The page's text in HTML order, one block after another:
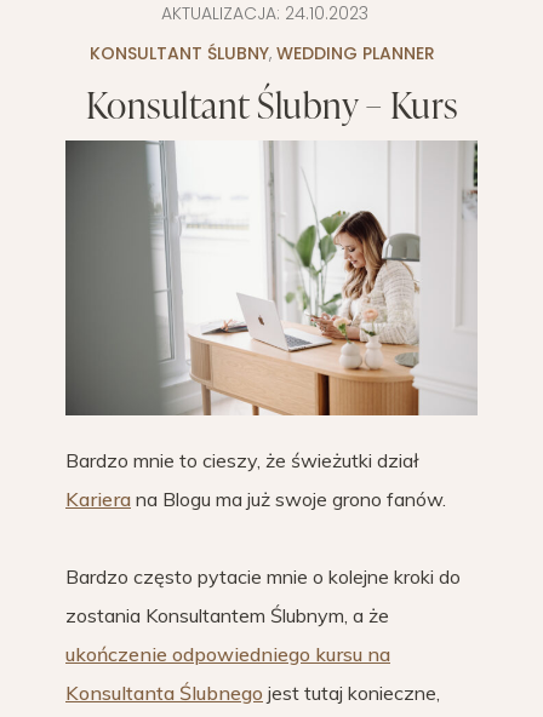
AKTUALIZACJA: 24.10.2023
KONSULTANT ŚLUBNY, WEDDING PLANNER
Konsultant Ślubny – Kurs
Bardzo mnie to cieszy, że świeżutki dział
Kariera na Blogu ma już swoje grono fanów.
Bardzo często pytacie mnie o kolejne kroki do
zostania Konsultantem Ślubnym, a że
ukończenie odpowiedniego kursu na
Konsultanta Ślubnego jest tutaj konieczne,